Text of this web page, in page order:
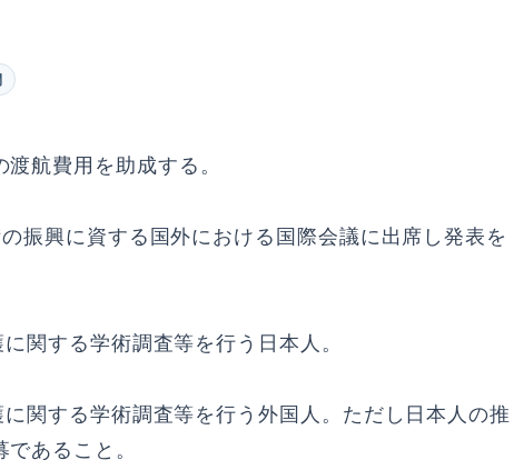
航費用を助成する。
振興に資する国外における国際会議に出席し発表を
関する学術調査等を行う日本人。
関する学術調査等を行う外国人。ただし日本人の推
あること。